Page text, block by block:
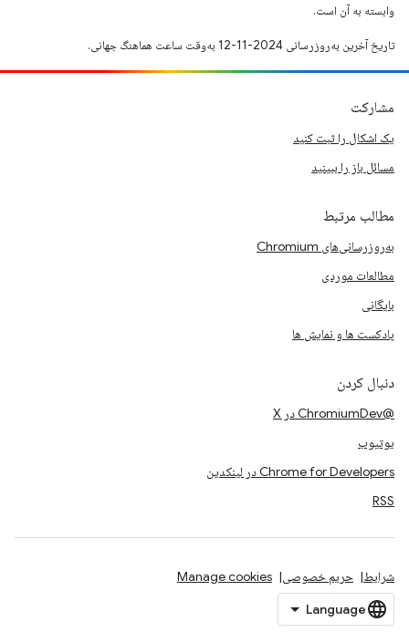
وابسته به آن است.
تاریخ آخرین به‌روزرسانی 2024-11-12 به‌وقت ساعت هماهنگ جهانی.
مشارکت
یک اشکال را ثبت کنید
مسائل باز را ببینید
مطالب مرتبط
به‌روزرسانی‌های Chromium
مطالعات موردی
بایگانی
پادکست ها و نمایش ها
دنبال کردن
@ChromiumDev در X
یوتیوب
Chrome for Developers در لینکدین
RSS
شرایط حریم خصوصی Manage cookies